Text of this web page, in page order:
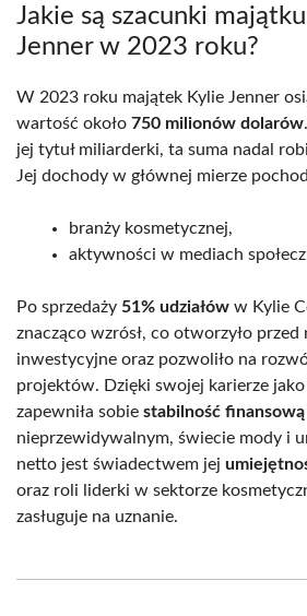
Jakie są szacunki
Jenner w 2023 roku?
W 2023 roku majątek Kylie Jenner
wartość około 750 milionów dolarów
jej tytuł miliarderki, ta suma nadal
Jej dochody w głównej mierze
branży kosmetycznej,
aktywności w mediach
Po sprzedaży 51% udziałów w Kylie
znacząco wzrósł, co otworzyło
inwestycyjne oraz pozwoliło na
projektów. Dzięki swojej karierze
zapewniła sobie stabilność finansową
nieprzewidywalnym, świecie mody i
netto jest świadectwem jej
oraz roli liderki w sektorze
zasługuje na uznanie.